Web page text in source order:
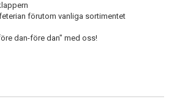
förutom vanliga sortimentet
dan-före dan" med oss!